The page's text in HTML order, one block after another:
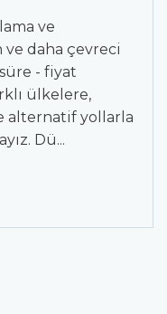
ve
ve daha çevreci
- fiyat
ülkelere,
alternatif yollarla
Dü...